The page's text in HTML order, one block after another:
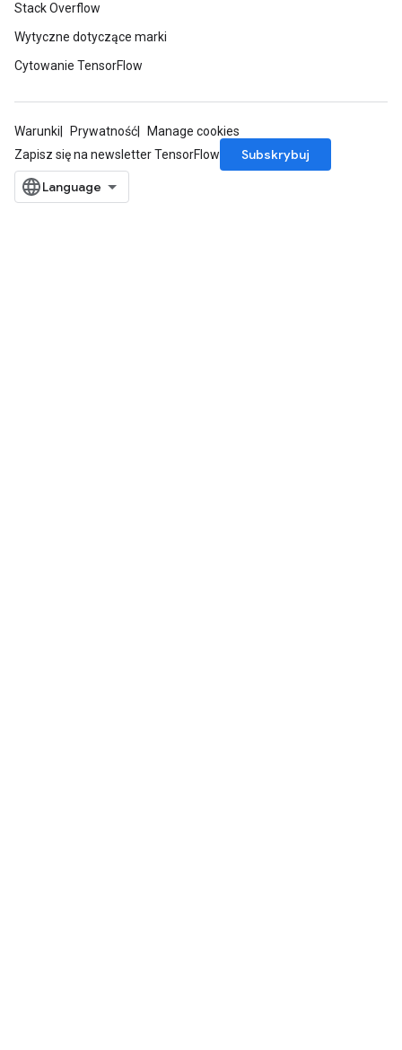
Stack Overflow
Wytyczne dotyczące marki
Cytowanie TensorFlow
Warunki Prywatność
Manage cookies
Zapisz się na newsletter TensorFlow
Subskrybuj